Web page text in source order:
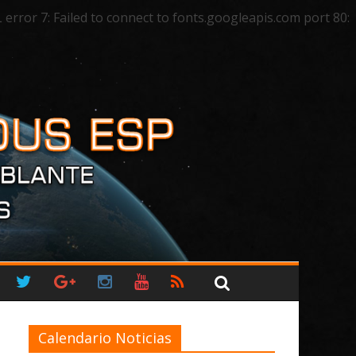
7: Failed to connect to fonts.googleapis.com port 80:
Calendario Noticias